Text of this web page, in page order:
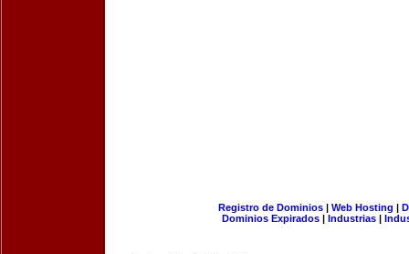
Registro de Dominios| Web Hosting |
Dominios Expirados | Industrias |